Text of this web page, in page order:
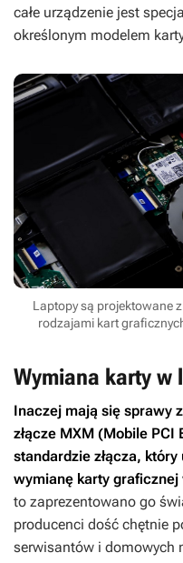
całe urządzenie jest
określonym modelem
Laptopy są projektowane
rodzajami kart
Wymiana karty w
Inaczej mają się sprawy
złącze MXM (Mobile
standardzie złącza,
wymianę karty graficznej
to zaprezentowano go
producenci dość chętnie
serwisantów i domowych